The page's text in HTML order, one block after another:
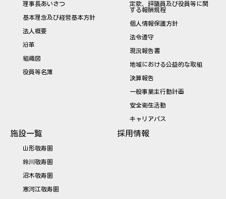
理事長あいさつ
基本理念及び経営基本方針
法人概要
沿革
組織図
役員等名簿
定款、評議員及び役員等に関
する報酬規程
個人情報保護方針
法令遵守
現況報告書
地域における公益的な取組
決算報告
一般事業主行動計画
安全衛生活動
キャリアパス
施設一覧
山形敬寿園
鈴川敬寿園
沼木敬寿園
寒河江敬寿園
採用情報